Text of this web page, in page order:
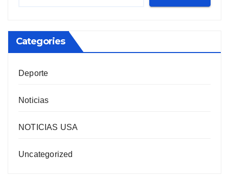
Categories
Deporte
Noticias
NOTICIAS USA
Uncategorized